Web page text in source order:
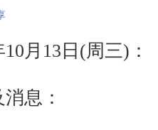
月13日(周三)：
息：